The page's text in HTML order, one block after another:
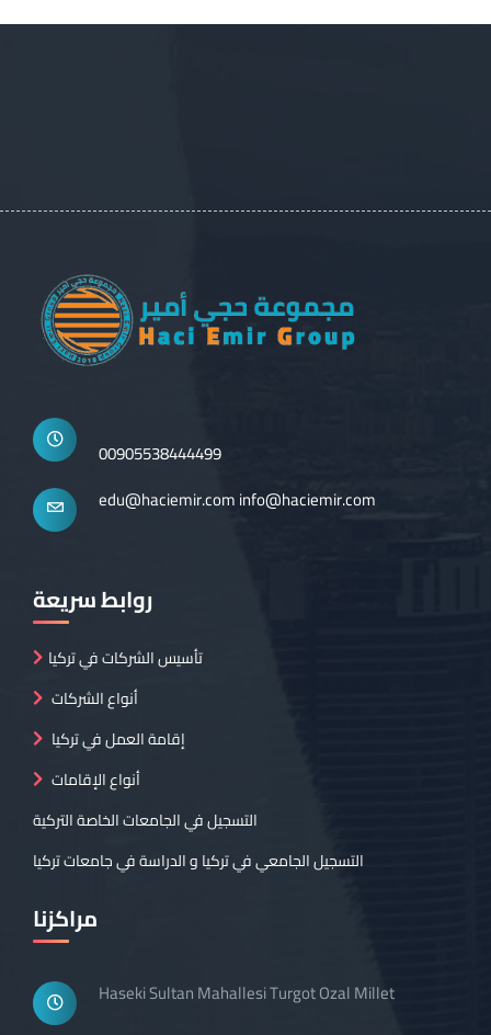
00905538444499
edu@haciemir.cominfo@haciemir.com
روابط سريعة
تأسيس الشركات في تركيا
أنواع الشركات
إقامة العمل في تركيا
أنواع الإقامات
التسجيل في الجامعات الخاصة التركية
التسجيل الجامعي في تركيا و الدراسة في جامعات تركيا
مراكزنا
Haseki Sultan Mahallesi Turgot Ozal Millet